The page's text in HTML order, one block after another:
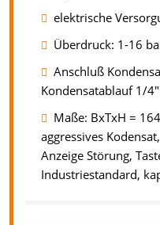
elektrische
Überdruck: 1-16
Anschluß
Kondensatablauf 1/
Maße: BxTxH =
aggressives
Anzeige Störung,
Industriestandard,